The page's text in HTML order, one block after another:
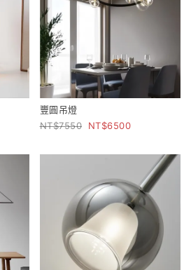
豐圓吊燈
7550
6500